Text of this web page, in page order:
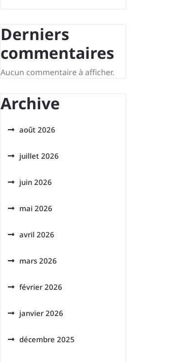
Derniers
commentaires
Aucun commentaire à afficher.
Archive
août 2026
juillet 2026
juin 2026
mai 2026
avril 2026
mars 2026
février 2026
janvier 2026
décembre 2025